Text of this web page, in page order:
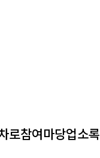
로참여마당업소록